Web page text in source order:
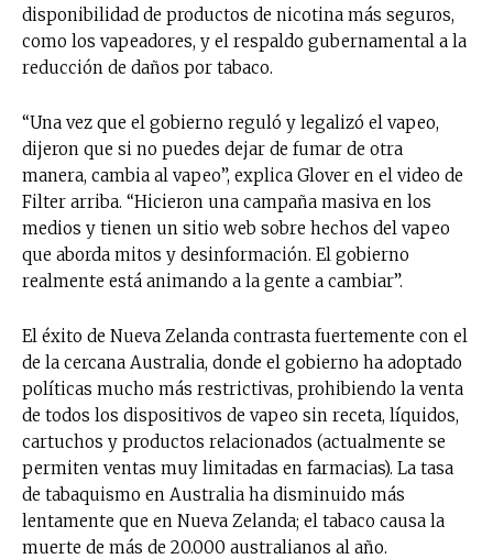
disponibilidad de productos de nicotina más seguros,
como los vapeadores, y el respaldo gubernamental a la
reducción de daños por tabaco.
“Una vez que el gobierno reguló y legalizó el vapeo,
dijeron que si no puedes dejar de fumar de otra
manera, cambia al vapeo”, explica Glover en el video de
Filter arriba. “Hicieron una campaña masiva en los
medios y tienen un sitio web sobre hechos del vapeo
que aborda mitos y desinformación. El gobierno
realmente está animando a la gente a cambiar”.
El éxito de Nueva Zelanda contrasta fuertemente con el
de la cercana Australia, donde el gobierno ha adoptado
políticas mucho más restrictivas, prohibiendo la venta
de todos los dispositivos de vapeo sin receta, líquidos,
cartuchos y productos relacionados (actualmente se
permiten ventas muy limitadas en farmacias). La tasa
de tabaquismo en Australia ha disminuido más
lentamente que en Nueva Zelanda; el tabaco causa la
muerte de más de 20.000 australianos al año.